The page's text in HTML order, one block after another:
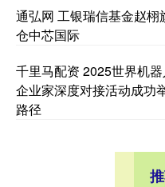
通弘网 工银瑞信基金赵
仓中芯国际
千里马配资 2025世界机
企业家深度对接活动成功
路径